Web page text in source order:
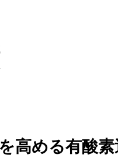
高める有酸